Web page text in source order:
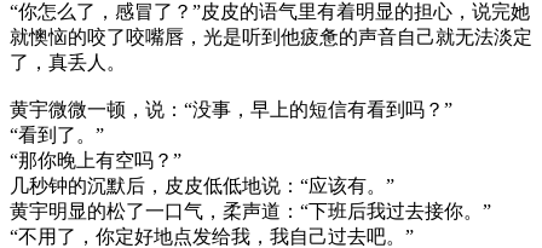
“你怎么了，感冒了？”皮皮的语气里有着明显的担心，说完她
就懊恼的咬了咬嘴唇，光是听到他疲惫的声音自己就无法淡定
了，真丢人。
黄宇微微一顿，说：“没事，早上的短信有看到吗？”
“看到了。”
“那你晚上有空吗？”
几秒钟的沉默后，皮皮低低地说：“应该有。”
黄宇明显的松了一口气，柔声道：“下班后我过去接你。”
“不用了，你定好地点发给我，我自己过去吧。”